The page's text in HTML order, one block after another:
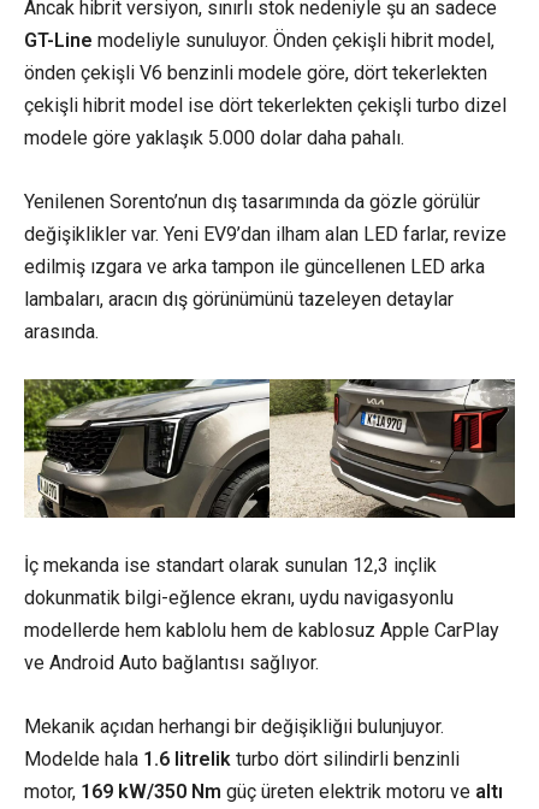
Ancak hibrit versiyon, sınırlı stok nedeniyle şu an sadece
GT-Line modeliyle sunuluyor. Önden çekişli hibrit model,
önden çekişli V6 benzinli modele göre, dört tekerlekten
çekişli hibrit model ise dört tekerlekten çekişli turbo dizel
modele göre yaklaşık 5.000 dolar daha pahalı.
Yenilenen Sorento’nun dış tasarımında da gözle görülür
değişiklikler var. Yeni EV9’dan ilham alan LED farlar, revize
edilmiş ızgara ve arka tampon ile güncellenen LED arka
lambaları, aracın dış görünümünü tazeleyen detaylar
arasında.
İç mekanda ise standart olarak sunulan 12,3 inçlik
dokunmatik bilgi-eğlence ekranı, uydu navigasyonlu
modellerde hem kablolu hem de kablosuz Apple CarPlay
ve Android Auto bağlantısı sağlıyor.
Mekanik açıdan herhangi bir değişikliğıi bulunjuyor.
Modelde hala 1.6 litrelik turbo dört silindirli benzinli
motor, 169 kW/350 Nm güç üreten elektrik motoru ve altı